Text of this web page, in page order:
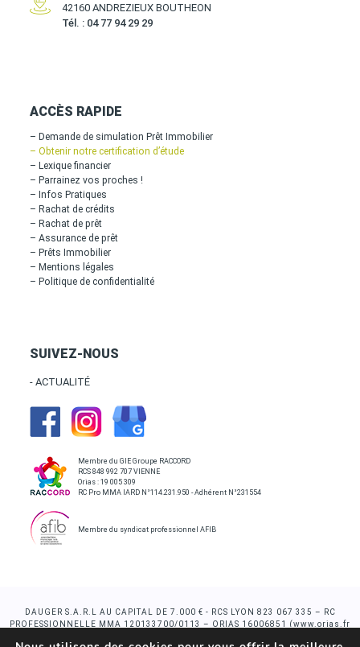
42160 ANDREZIEUX BOUTHEON
Tél. : 04 77 94 29 29
ACCÈS RAPIDE
– Demande de simulation Prêt Immobilier
– Obtenir notre certification d’étude
– Lexique financier
– Parrainez vos proches !
– Infos Pratiques
– Rachat de crédits
– Rachat de prêt
– Assurance de prêt
– Prêts Immobilier
– Mentions légales
– Politique de confidentialité
SUIVEZ-NOUS
- ACTUALITÉ
Membre du GIE Groupe RACCORD
RCS 848 992 707 VIENNE
Orias : 19 005 309
RC Pro MMA IARD N°114.231.950 - Adhérent N°231554
Membre du syndicat professionnel AFIB
DAUGER S.A.R.L AU CAPITAL DE 7.000 € - RCS LYON 823 067 335 – RC
PROFESSIONNELLE MMA 120133700/0113 – ORIAS 16006851 (www.orias.fr